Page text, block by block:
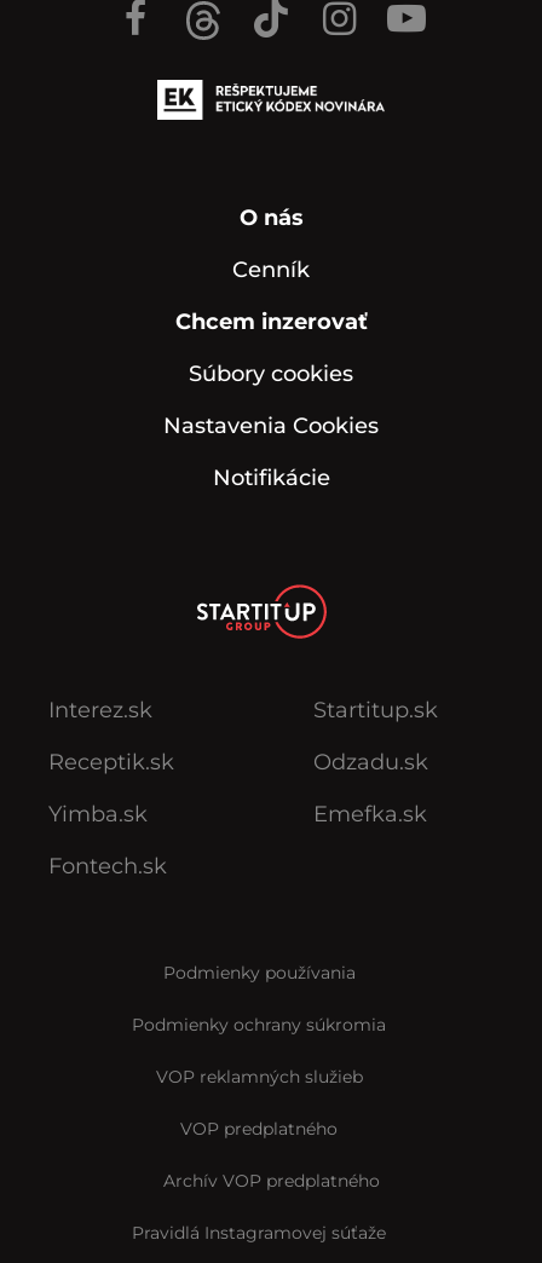
O nás
Cenník
Chcem inzerovať
Súbory cookies
Nastavenia Cookies
Notifikácie
Interez.sk
Receptik.sk
Yimba.sk
Fontech.sk
Startitup.sk
Odzadu.sk
Emefka.sk
Podmienky používania
Podmienky ochrany súkromia
VOP reklamných služieb
VOP predplatného
Archív VOP predplatného
Pravidlá Instagramovej súťaže